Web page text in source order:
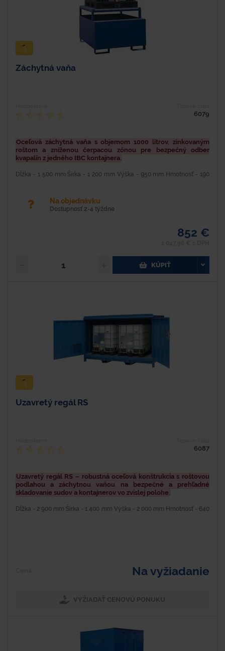
Záchytná vaňa
6079
Oceľová záchytná vaňa s objemom 1000 litrov, zinkovaným
roštom a zníženou čerpacou zónou pre bezpečný odber
kvapalín z jedného IBC kontajnera.
Dĺžka - 1 500 mm Šírka - 1 200 mm Výška - 950 mm Hmotnosť - 190
Na objednávku
Dostupnosť 2-4 týždne
852 €
KÚPIŤ
Uzavretý regál RS
6087
Uzavretý regál RS – robustná oceľová konštrukcia s roštovou
podlahou a záchytnou vaňou na bezpečné a prehľadné
skladovanie sudov a kontajnerov vo zvislej polohe.
Dĺžka - 2 900 mm Šírka - 1 400 mm Výška - 2 000 mm Hmotnosť - 640
Na vyžiadanie
VYŽIADAŤ CENOVÚ PONUKU